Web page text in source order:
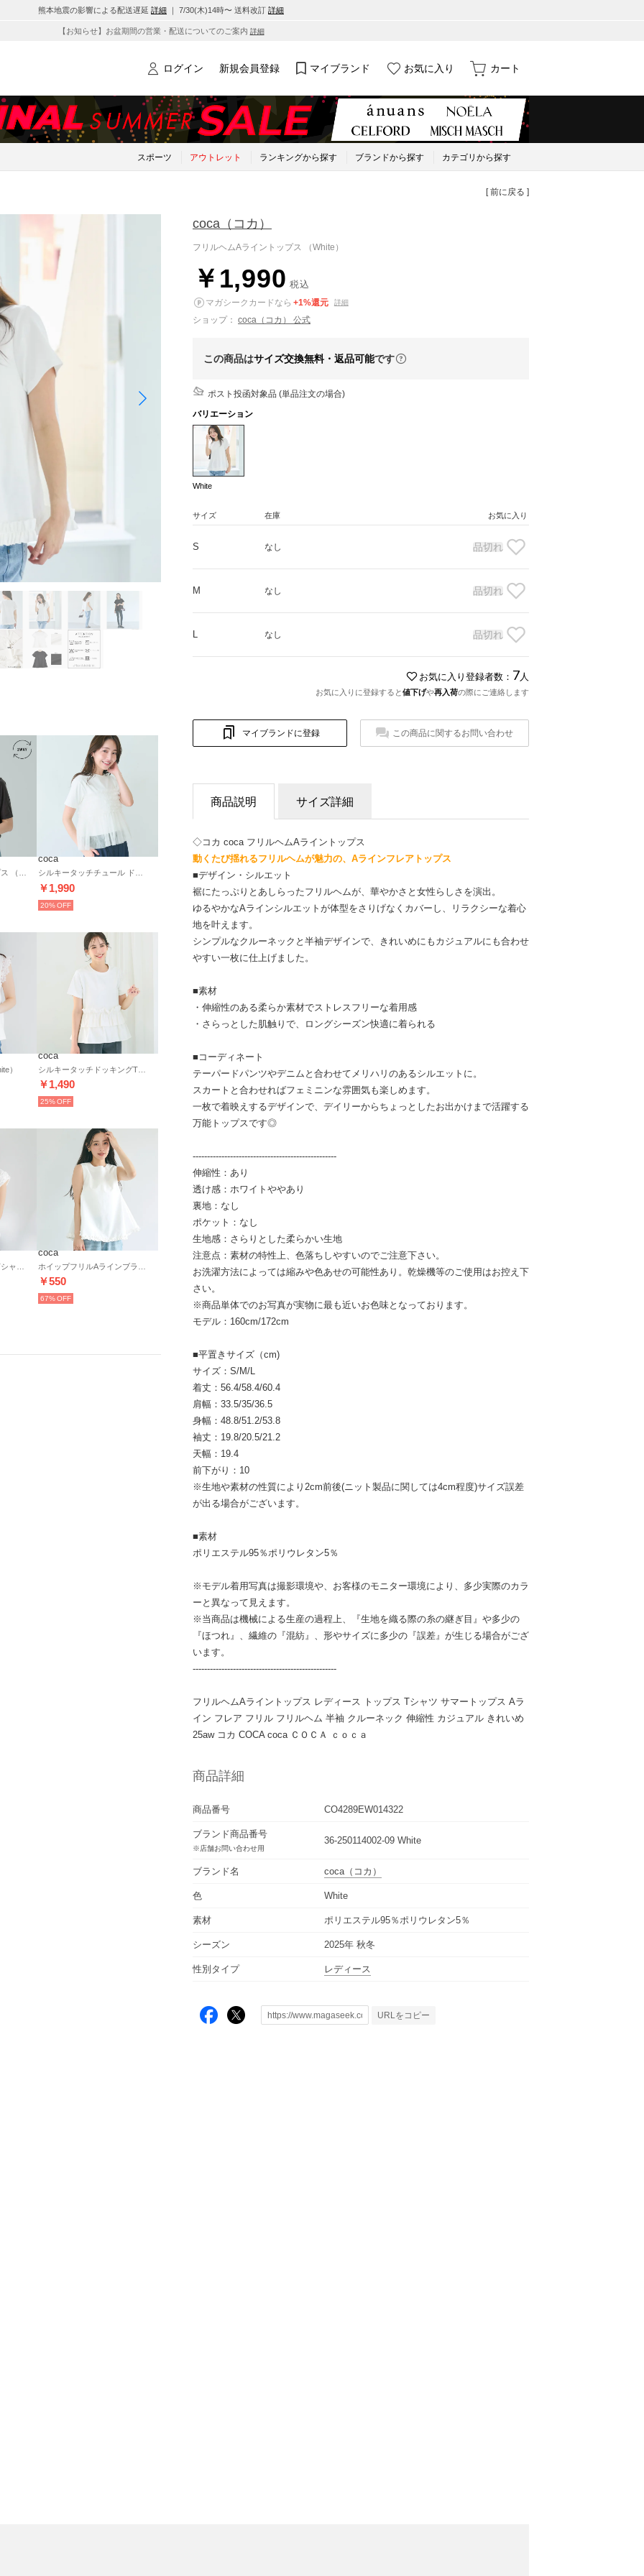
熊本地震の影響による配送遅延 詳細 ｜ 7/30(木)14時〜 送料改訂 詳細
【お知らせ】お盆期間の営業・配送についてのご案内 詳細
ログイン 新規会員登録 マイブランド お気に入り カート
スポーツ アウトレット ランキングから探す ブランドから探す カテゴリから探す
[ 前に戻る ]
coca
￥1,990
20%
）
coca
￥1,490
25%
coca
￥550
67%
coca （コカ）
フリルヘムAライントップス （White）
￥1,990 税込
マガシークカードなら +1%還元 詳細
ショップ： coca（コカ） 公式
この商品はサイズ交換無料・返品可能です
ポスト投函対象品 (単品注文の場合)
バリエーション
White
サイズ 在庫 お気に入り
S なし 品切れ
M なし 品切れ
L なし 品切れ
お気に入り登録者数： 7 人
お気に入りに登録すると値下げや再入荷の際にご連絡します
マイブランドに登録 この商品に関するお問い合わせ
商品説明 サイズ詳細
◇コカ coca フリルヘムAライントップス
動くたび揺れるフリルヘムが魅力の、Aラインフレアトップス
■デザイン・シルエット
裾にたっぷりとあしらったフリルヘムが、華やかさと女性らしさを演出。
ゆるやかなAラインシルエットが体型をさりげなくカバーし、リラクシーな着心
地を叶えます。
シンプルなクルーネックと半袖デザインで、きれいめにもカジュアルにも合わせ
やすい一枚に仕上げました。
■素材
・伸縮性のある柔らか素材でストレスフリーな着用感
・さらっとした肌触りで、ロングシーズン快適に着られる
■コーディネート
テーパードパンツやデニムと合わせてメリハリのあるシルエットに。
スカートと合わせればフェミニンな雰囲気も楽しめます。
一枚で着映えするデザインで、デイリーからちょっとしたお出かけまで活躍する
万能トップスです◎
--------------------------------------------------
伸縮性：あり
透け感：ホワイトややあり
裏地：なし
ポケット：なし
生地感：さらりとした柔らかい生地
注意点：素材の特性上、色落ちしやすいのでご注意下さい。
お洗濯方法によっては縮みや色あせの可能性あり。乾燥機等のご使用はお控え下
さい。
※商品単体でのお写真が実物に最も近いお色味となっております。
モデル：160cm/172cm
■平置きサイズ（cm)
サイズ：S/M/L
着丈：56.4/58.4/60.4
肩幅：33.5/35/36.5
身幅：48.8/51.2/53.8
袖丈：19.8/20.5/21.2
天幅：19.4
前下がり：10
※生地や素材の性質により2cm前後(ニット製品に関しては4cm程度)サイズ誤差
が出る場合がございます。
■素材
ポリエステル95％ポリウレタン5％
※モデル着用写真は撮影環境や、お客様のモニター環境により、多少実際のカラ
ーと異なって見えます。
※当商品は機械による生産の過程上、『生地を織る際の糸の継ぎ目』や多少の
『ほつれ』、繊維の『混紡』、形やサイズに多少の『誤差』が生じる場合がござ
います。
--------------------------------------------------
フリルヘムAライントップス レディース トップス Tシャツ サマートップス Aラ
イン フレア フリル フリルヘム 半袖 クルーネック 伸縮性 カジュアル きれいめ
25aw コカ COCA coca ＣＯＣＡ ｃｏｃａ
商品詳細
商品番号 CO4289EW014322
ブランド商品番号
※店舗お問い合わせ用
36-250114002-09 White
ブランド名 coca （コカ）
色 White
素材 ポリエステル95％ポリウレタン5％
シーズン 2025年 秋冬
性別タイプ レディース
URLをコピー